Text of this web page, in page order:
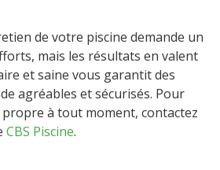
de votre piscine demande un
mais les résultats en valent
et saine vous garantit des
agréables et sécurisés. Pour
à tout moment, contactez
CBS Piscine.